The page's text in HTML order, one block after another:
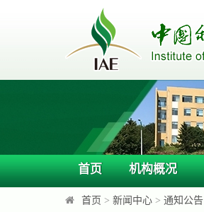
首页 机构概况
首页 > 新闻中心 > 通知公告